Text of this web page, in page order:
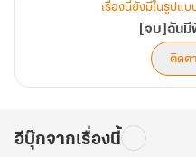
เรื่องนี้ยังมีในรูปแ
[จบ]ฉันมี
ติดต
อีบุ๊กจากเรื่องนี้